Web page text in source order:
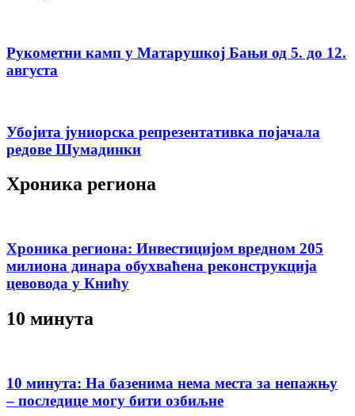
Рукометни камп у Матарушкој Бањи од 5. до 12.
августа
Убојита јуниорска репрезентативка појачала
редове Шумадинки
Хроника региона
Хроника региона: Инвестицијом вредном 205
милиона динара обухваћена реконструкција
цевовода у Книћу
10 минута
10 минута: На базенима нема места за непажњу
– последице могу бити озбиљне